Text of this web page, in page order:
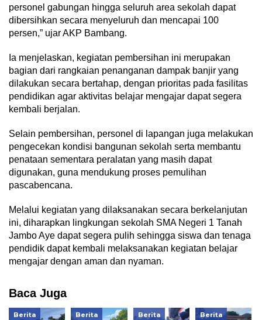
personel gabungan hingga seluruh area sekolah dapat
dibersihkan secara menyeluruh dan mencapai 100
persen,” ujar AKP Bambang.
Ia menjelaskan, kegiatan pembersihan ini merupakan
bagian dari rangkaian penanganan dampak banjir yang
dilakukan secara bertahap, dengan prioritas pada fasilitas
pendidikan agar aktivitas belajar mengajar dapat segera
kembali berjalan.
Selain pembersihan, personel di lapangan juga melakukan
pengecekan kondisi bangunan sekolah serta membantu
penataan sementara peralatan yang masih dapat
digunakan, guna mendukung proses pemulihan
pascabencana.
Melalui kegiatan yang dilaksanakan secara berkelanjutan
ini, diharapkan lingkungan sekolah SMA Negeri 1 Tanah
Jambo Aye dapat segera pulih sehingga siswa dan tenaga
pendidik dapat kembali melaksanakan kegiatan belajar
mengajar dengan aman dan nyaman.
Baca Juga
Berita Berita Berita Berita